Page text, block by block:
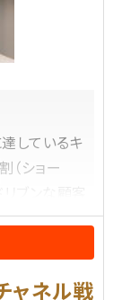
しているキ
（ショー
ブンな顧客
ント制度で
グラムの設
ムラが取り組
ャネル戦